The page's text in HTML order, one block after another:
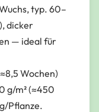
typ. 60–
dicker
— ideal für
Wochen)
g/m² (≈450
Pflanze.